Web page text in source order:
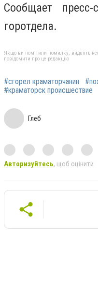
Сообщает пресс-
горотдела.
Якщо ви помітили помилку, виділіть
повідомити про це редакцію
#сгорел краматорчанин
#краматорск происшествие
Глеб
Авторизуйтесь, щоб оцінити